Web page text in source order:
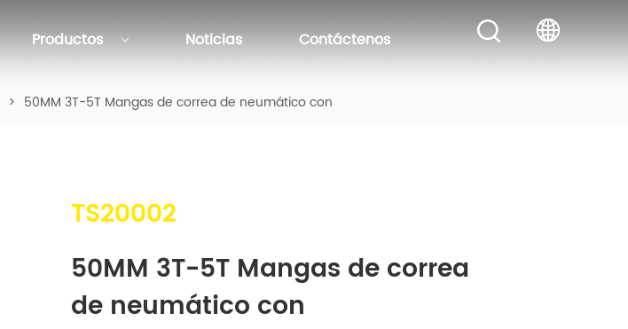
Productos Noticias Contáctenos
> 50MM 3T-5T Mangas de correa de neumático con
TS20002
50MM 3T-5T Mangas de correa
de neumático con